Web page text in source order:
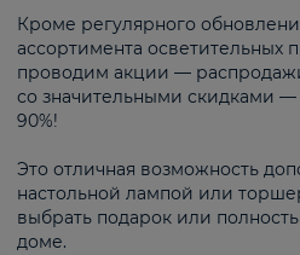
Кроме регулярного
ассортимента осветительных
проводим акции —
со значительными скидками
90%!
Это отличная возможность
настольной лампой или
выбрать подарок или
доме.